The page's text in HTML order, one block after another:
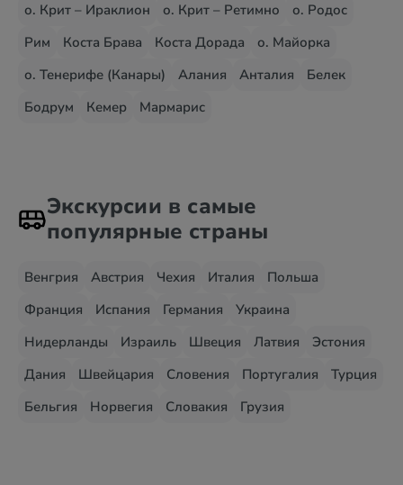
о. Крит – Ираклион
о. Крит – Ретимно
о. Родос
Рим
Коста Брава Коста Дорада
о. Майорка
о. Тенерифе (Канары)
Алания Анталия
Белек
Бодрум
Кемер Мармарис
Экскурсии в самые
популярные страны
Венгрия Австрия Чехия Италия
Польша
Франция
Испания Германия
Украина
Нидерланды
Израиль Швеция Латвия
Эстония
Дания
Швейцария Словения Португалия
Турция
Бельгия
Норвегия Словакия Грузия